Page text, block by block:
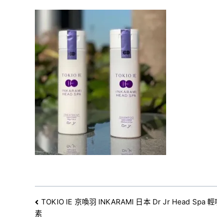
文TOKIO IE 京喚羽 INKARAMI 日本 Dr Jr Head Spa 輕
素